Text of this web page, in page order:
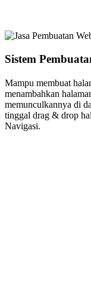
Sistem
Mampu membuat
menambahkan
memunculkannya di
tinggal drag & drop
Navigasi.